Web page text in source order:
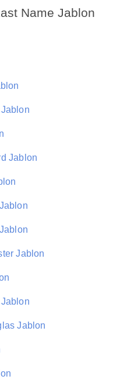
Name Jablon
Jablon
Jablon
Jablon